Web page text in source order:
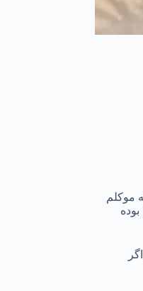
شد و از آنجا که موکلم
بوده